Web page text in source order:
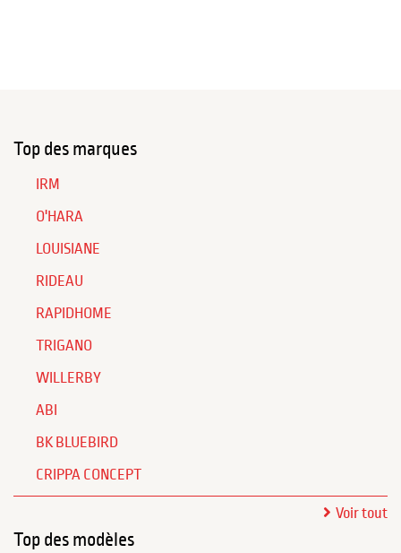
Top des marques
IRM
O'HARA
LOUISIANE
RIDEAU
RAPIDHOME
TRIGANO
WILLERBY
ABI
BK BLUEBIRD
CRIPPA CONCEPT
Voir tout
Top des modèles